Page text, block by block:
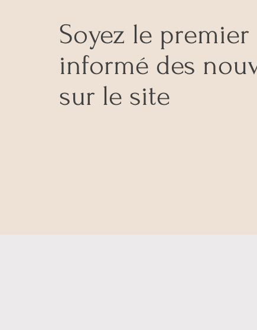
Soyez le premier
informé des
sur le site